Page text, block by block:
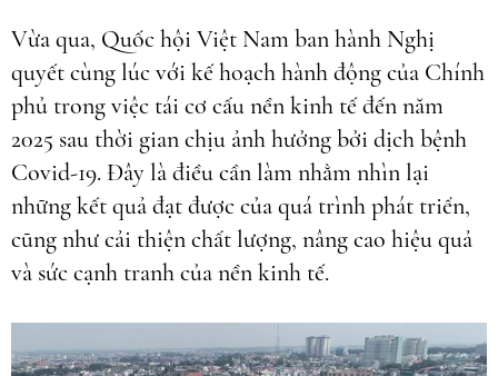
Vừa qua, Quốc hội Việt Nam ban hành Nghị
quyết cùng lúc với kế hoạch hành động của Chính
phủ trong việc tái cơ cấu nền kinh tế đến năm
2025 sau thời gian chịu ảnh hưởng bởi dịch bệnh
Covid-19. Đây là điều cần làm nhằm nhìn lại
những kết quả đạt được của quá trình phát triển,
cũng như cải thiện chất lượng, nâng cao hiệu quả
và sức cạnh tranh của nền kinh tế.